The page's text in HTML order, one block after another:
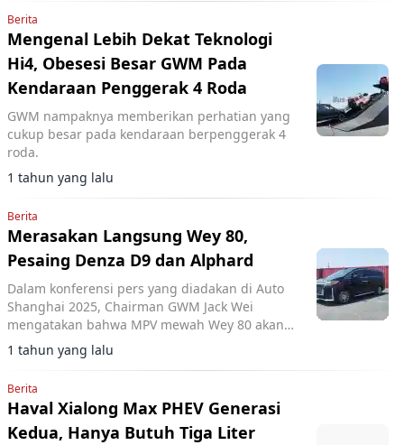
Berita
Mengenal Lebih Dekat Teknologi
Hi4, Obesesi Besar GWM Pada
Kendaraan Penggerak 4 Roda
GWM nampaknya memberikan perhatian yang
cukup besar pada kendaraan berpenggerak 4
roda.
1 tahun yang lalu
Berita
Merasakan Langsung Wey 80,
Pesaing Denza D9 dan Alphard
Dalam konferensi pers yang diadakan di Auto
Shanghai 2025, Chairman GWM Jack Wei
mengatakan bahwa MPV mewah Wey 80 akan
diproduksi di Malaysia.
1 tahun yang lalu
Berita
Haval Xialong Max PHEV Generasi
Kedua, Hanya Butuh Tiga Liter